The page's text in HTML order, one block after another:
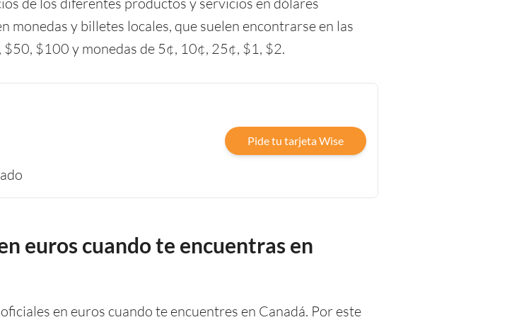
monedas y billetes locales, que suelen encontrarse en las
$100 y monedas de 5¢, 10¢, 25¢, $1, $2.
Pide tu tarjeta Wise
euros cuando te encuentras en
en euros cuando te encuentres en Canadá. Por este